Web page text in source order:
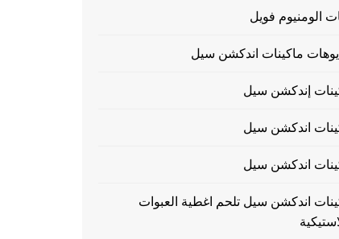
الومنيوم فويل
ماكينات اندكشن سيل
إندكشن سيل
اندكشن سيل
اندكشن سيل
اندكشن سيل تلحم اغطية العبوات